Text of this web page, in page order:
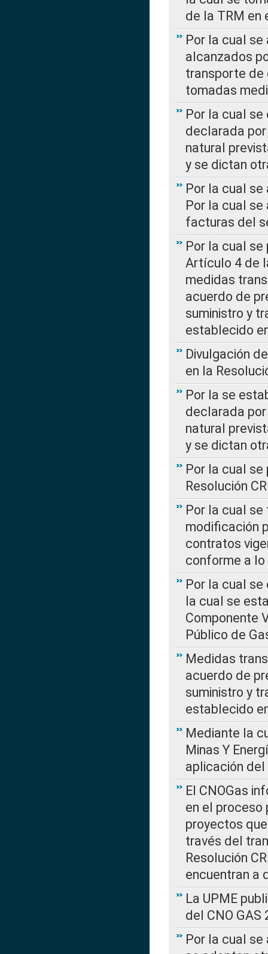
de la TRM en
Por la cual
alcanzados
transporte de
tomadas
Por la cual
declarada
natural
y se dictan
Por la cual se
Por la cual
facturas del
Por la cual
Artículo 4 de
medidas
acuerdo de
suministro y
establecido
Divulgación
en la
Por la se
declarada
natural
y se dictan
Por la cual
Resolución
Por la cual
modificación
contratos
conforme a lo
Por la cual se
la cual se
Componente
Público de
Medidas
acuerdo de
suministro y
establecido
Mediante la
Minas Y
aplicación
El CNOGas
en el proceso
proyectos
través del
Resolución
encuentran a
La UPME
del CNO
Por la cual